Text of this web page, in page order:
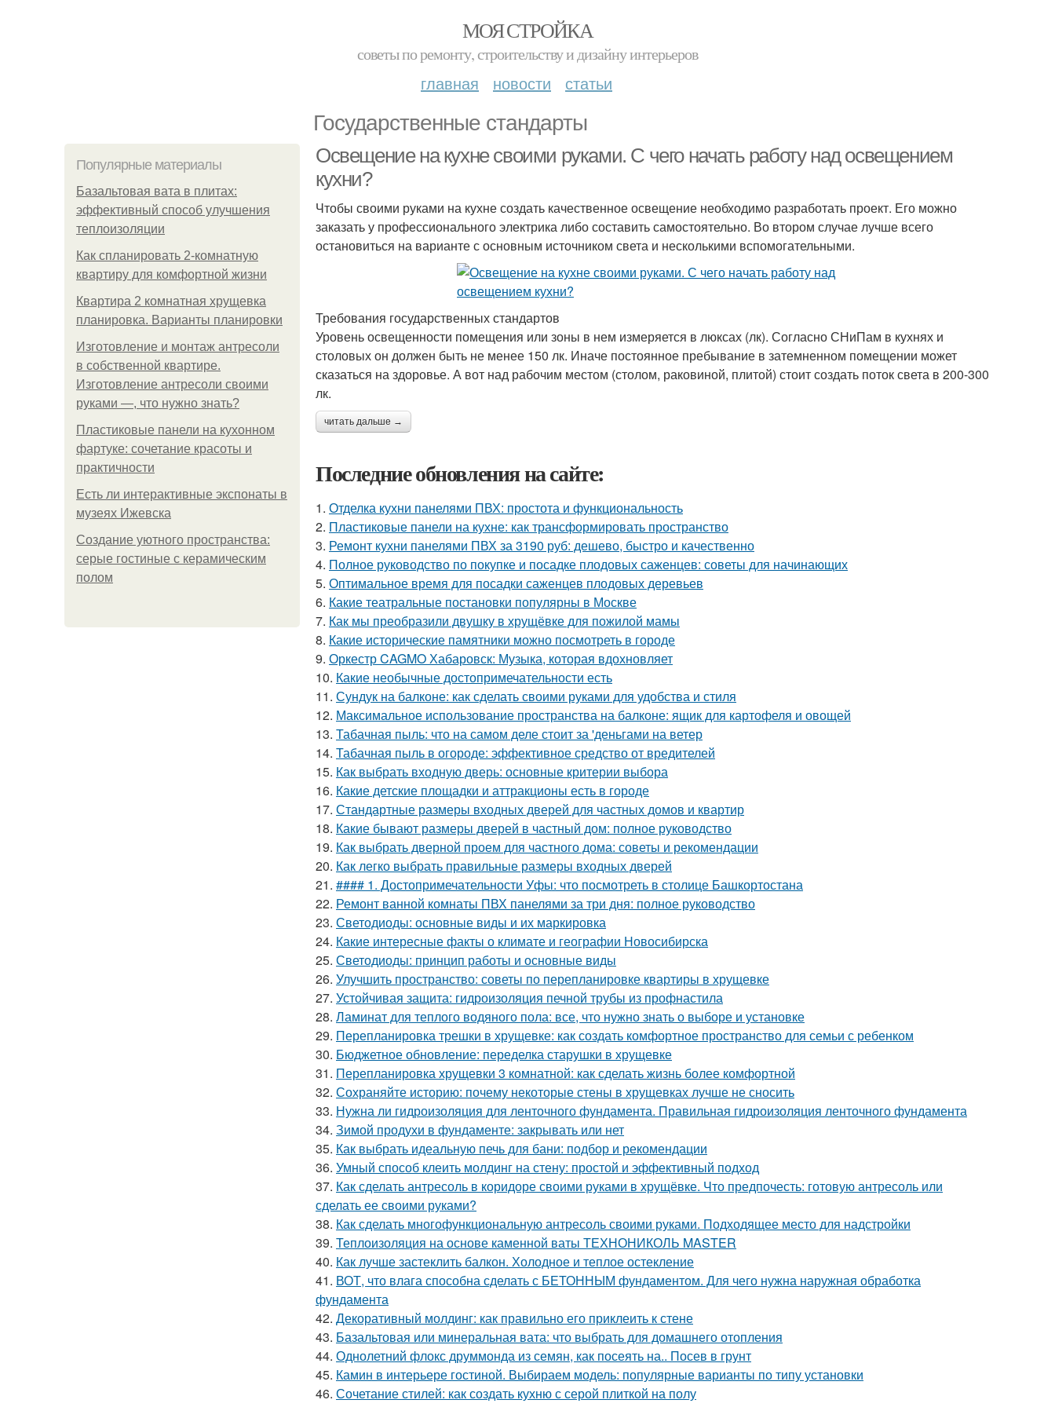
МОЯ СТРОЙКА
советы по ремонту, строительству и дизайну интерьеров
главная новости статьи
Государственные стандарты
Популярные материалы
Базальтовая вата в плитах:
эффективный способ улучшения
теплоизоляции
Как спланировать 2-комнатную
квартиру для комфортной жизни
Квартира 2 комнатная хрущевка
планировка. Варианты планировки
Изготовление и монтаж антресоли
в собственной квартире.
Изготовление антресоли своими
руками —, что нужно знать?
Пластиковые панели на кухонном
фартуке: сочетание красоты и
практичности
Есть ли интерактивные экспонаты в
музеях Ижевска
Создание уютного пространства:
серые гостиные с керамическим
полом
Освещение на кухне своими руками. С чего начать работу над освещением
кухни?
Чтобы своими руками на кухне создать качественное освещение необходимо разработать проект. Его можно
заказать у профессионального электрика либо составить самостоятельно. Во втором случае лучше всего
остановиться на варианте с основным источником света и несколькими вспомогательными.
Требования государственных стандартов
Уровень освещенности помещения или зоны в нем измеряется в люксах (лк). Согласно СНиПам в кухнях и
столовых он должен быть не менее 150 лк. Иначе постоянное пребывание в затемненном помещении может
сказаться на здоровье. А вот над рабочим местом (столом, раковиной, плитой) стоит создать поток света в 200-300
лк.
читать дальше →
Последние обновления на сайте:
1. Отделка кухни панелями ПВХ: простота и функциональность
2. Пластиковые панели на кухне: как трансформировать пространство
3. Ремонт кухни панелями ПВХ за 3190 руб: дешево, быстро и качественно
4. Полное руководство по покупке и посадке плодовых саженцев: советы для начинающих
5. Оптимальное время для посадки саженцев плодовых деревьев
6. Какие театральные постановки популярны в Москве
7. Как мы преобразили двушку в хрущёвке для пожилой мамы
8. Какие исторические памятники можно посмотреть в городе
9. Оркестр CAGMO Хабаровск: Музыка, которая вдохновляет
10. Какие необычные достопримечательности есть
11. Сундук на балконе: как сделать своими руками для удобства и стиля
12. Максимальное использование пространства на балконе: ящик для картофеля и овощей
13. Табачная пыль: что на самом деле стоит за 'деньгами на ветер
14. Табачная пыль в огороде: эффективное средство от вредителей
15. Как выбрать входную дверь: основные критерии выбора
16. Какие детские площадки и аттракционы есть в городе
17. Стандартные размеры входных дверей для частных домов и квартир
18. Какие бывают размеры дверей в частный дом: полное руководство
19. Как выбрать дверной проем для частного дома: советы и рекомендации
20. Как легко выбрать правильные размеры входных дверей
21. #### 1. Достопримечательности Уфы: что посмотреть в столице Башкортостана
22. Ремонт ванной комнаты ПВХ панелями за три дня: полное руководство
23. Светодиоды: основные виды и их маркировка
24. Какие интересные факты о климате и географии Новосибирска
25. Светодиоды: принцип работы и основные виды
26. Улучшить пространство: советы по перепланировке квартиры в хрущевке
27. Устойчивая защита: гидроизоляция печной трубы из профнастила
28. Ламинат для теплого водяного пола: все, что нужно знать о выборе и установке
29. Перепланировка трешки в хрущевке: как создать комфортное пространство для семьи с ребенком
30. Бюджетное обновление: переделка старушки в хрущевке
31. Перепланировка хрущевки 3 комнатной: как сделать жизнь более комфортной
32. Сохраняйте историю: почему некоторые стены в хрущевках лучше не сносить
33. Нужна ли гидроизоляция для ленточного фундамента. Правильная гидроизоляция ленточного фундамента
34. Зимой продухи в фундаменте: закрывать или нет
35. Как выбрать идеальную печь для бани: подбор и рекомендации
36. Умный способ клеить молдинг на стену: простой и эффективный подход
37. Как сделать антресоль в коридоре своими руками в хрущёвке. Что предпочесть: готовую антресоль или
сделать ее своими руками?
38. Как сделать многофункциональную антресоль своими руками. Подходящее место для надстройки
39. Теплоизоляция на основе каменной ваты ТЕХНОНИКОЛЬ MASTER
40. Как лучше застеклить балкон. Холодное и теплое остекление
41. ВОТ, что влага способна сделать с БЕТОННЫМ фундаментом. Для чего нужна наружная обработка
фундамента
42. Декоративный молдинг: как правильно его приклеить к стене
43. Базальтовая или минеральная вата: что выбрать для домашнего отопления
44. Однолетний флокс друммонда из семян, как посеять на.. Посев в грунт
45. Камин в интерьере гостиной. Выбираем модель: популярные варианты по типу установки
46. Сочетание стилей: как создать кухню с серой плиткой на полу